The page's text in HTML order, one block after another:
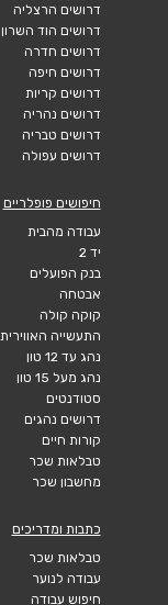
דרושים הרצליה
דרושים הוד השרון
דרושים חדרה
דרושים חיפה
דרושים קריות
דרושים נהריה
דרושים טבריה
דרושים עפולה
חיפושים פופלריים
עבודה מהבית
יד 2
בנק הפועלים
אבטחה
קוקה קולה
התעשייה האווירית
נהג עד 12 טון
נהג מעל 15 טון
סטודנטים
דרושים נהגים
קורות חיים
טבלאות שכר
מחשבון שכר
כתבות ומדריכים
טבלאות שכר
עבודה לנוער
חיפוש עבודה